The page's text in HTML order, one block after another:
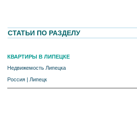
СТАТЬИ ПО РАЗДЕЛУ
КВАРТИРЫ В ЛИПЕЦКЕ
Недвижемость Липецка
Россия | Липецк